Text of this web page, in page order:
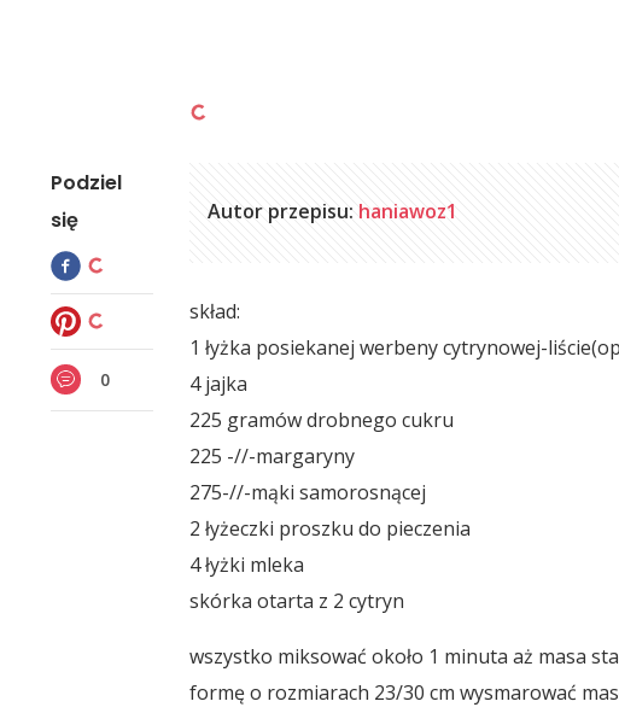
Podziel
się
0
Autor przepisu: haniawoz1
skład:
1 łyżka posiekanej werbeny cytrynowej-
4 jajka
225 gramów drobnego cukru
225 -//-margaryny
275-//-mąki samorosnącej
2 łyżeczki proszku do pieczenia
4 łyżki mleka
skórka otarta z 2 cytryn
wszystko miksować około 1 minuta aż masa
formę o rozmiarach 23/30 cm wysmarować